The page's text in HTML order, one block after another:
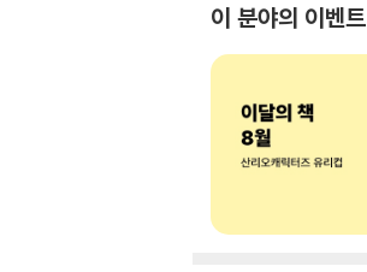
이 분야의 이벤트